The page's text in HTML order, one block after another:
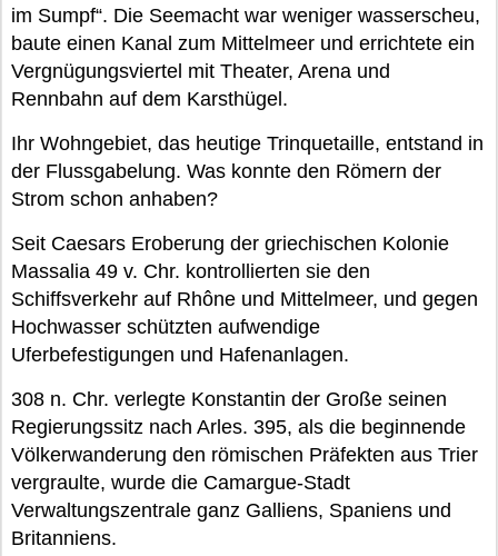
im Sumpf“. Die Seemacht war weniger wasserscheu,
baute einen Kanal zum Mittelmeer und errichtete ein
Vergnügungsviertel mit Theater, Arena und
Rennbahn auf dem Karsthügel.
Ihr Wohngebiet, das heutige Trinquetaille, entstand in
der Flussgabelung. Was konnte den Römern der
Strom schon anhaben?
Seit Caesars Eroberung der griechischen Kolonie
Massalia 49 v. Chr. kontrollierten sie den
Schiffsverkehr auf Rhône und Mittelmeer, und gegen
Hochwasser schützten aufwendige
Uferbefestigungen und Hafenanlagen.
308 n. Chr. verlegte Konstantin der Große seinen
Regierungssitz nach Arles. 395, als die beginnende
Völkerwanderung den römischen Präfekten aus Trier
vergraulte, wurde die Camargue-Stadt
Verwaltungszentrale ganz Galliens, Spaniens und
Britanniens.